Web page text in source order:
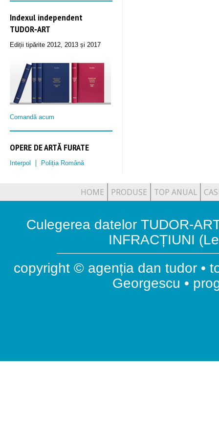
Indexul independent
TUDOR‑ART
Ediții tipărite 2012, 2013 și 2017
Comandă acum
OPERE DE ARTĂ FURATE
Interpol Poliția Română
HOME PRODUSE TOP ANUAL
Culegerea datelor TUDOR-
INFRACȚIUNI
copyright © agenția dan tudor •
Georgescu •